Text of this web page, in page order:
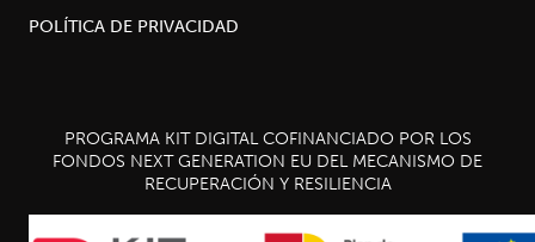
POLÍTICA DE PRIVACIDAD
PROGRAMA KIT DIGITAL COFINANCIADO POR LOS
FONDOS NEXT GENERATION EU DEL MECANISMO DE
RECUPERACIÓN Y RESILIENCIA